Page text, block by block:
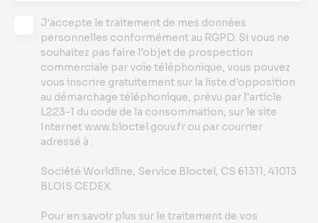
J'accepte le traitement de mes données
personnelles conformément au RGPD. Si vous ne
souhaitez pas faire l'objet de prospection
commerciale par voie téléphonique, vous pouvez
vous inscrire gratuitement sur la liste d'opposition
au démarchage téléphonique, prévu par l'article
L223-1 du code de la consommation, sur le site
Internet www.bloctel.gouv.fr ou par courrier
adressé à :
Société Worldline, Service Bloctel, CS 61311, 41013
BLOIS CEDEX.
Pour en savoir plus sur le traitement de vos